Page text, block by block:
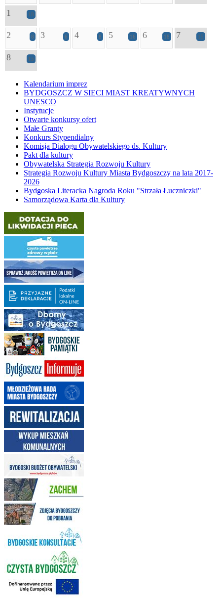
1 18
2 8 3 6 4 8 5 16 6 18 7 15
8 15
Kalendarium imprez
BYDGOSZCZ W SIECI MIAST KREATYWNYCH
UNESCO
Instytucje
Otwarte konkursy ofert
Małe Granty
Konkurs Stypendialny
Komisja Dialogu Obywatelskiego ds. Kultury
Pakt dla kultury
Obywatelska Strategia Rozwoju Kultury
Strategia Rozwoju Kultury Miasta Bydgoszczy na lata 2017-
2026
Bydgoska Literacka Nagroda Roku "Strzała Łuczniczki"
Samorządowa Karta dla Kultury